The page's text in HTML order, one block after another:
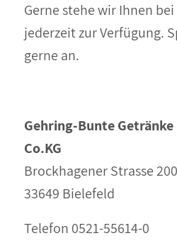
Gerne stehe wir Ihnen
jederzeit zur Verfügung.
gerne an.
Gehring-Bunte
Co.KG
Brockhagener Strasse 200
33649 Bielefeld
Telefon 0521-55614-0